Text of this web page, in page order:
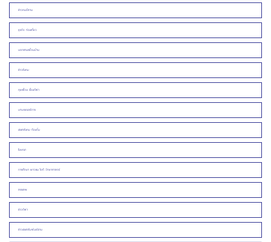
ข่าวคนอีสาน
ธุรกิจ ท่องเที่ยว
นอกชานเพื่อนบ้าน
ข่าวสังคม
คุยเฟื่อง เรื่องกีฬา
บทบรรณาธิการ
ประชาสังคม ท้องถิ่น
โฆษณา
การศึกษา เยาวชน ไอที วิทยาศาสตร์
สรรเสพ
ข่าวกีฬา
ข่าวประชาสัมพันธ์/งาน